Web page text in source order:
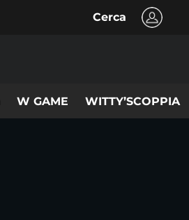
Cerca
W GAME WITTY’SCOPPIA